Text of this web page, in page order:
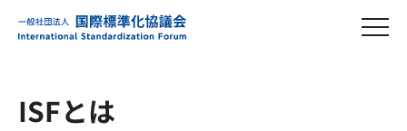
ISFとは